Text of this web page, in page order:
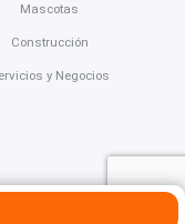
Mascotas
Construcción
y Negocios